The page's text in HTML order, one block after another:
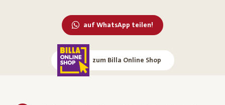
auf WhatsApp teilen!
zum Billa Online Shop